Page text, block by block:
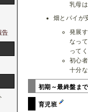
乳母
畑とパイが
発展
なっ
って
初心
十分
初期～最終盤ま
育児班
告